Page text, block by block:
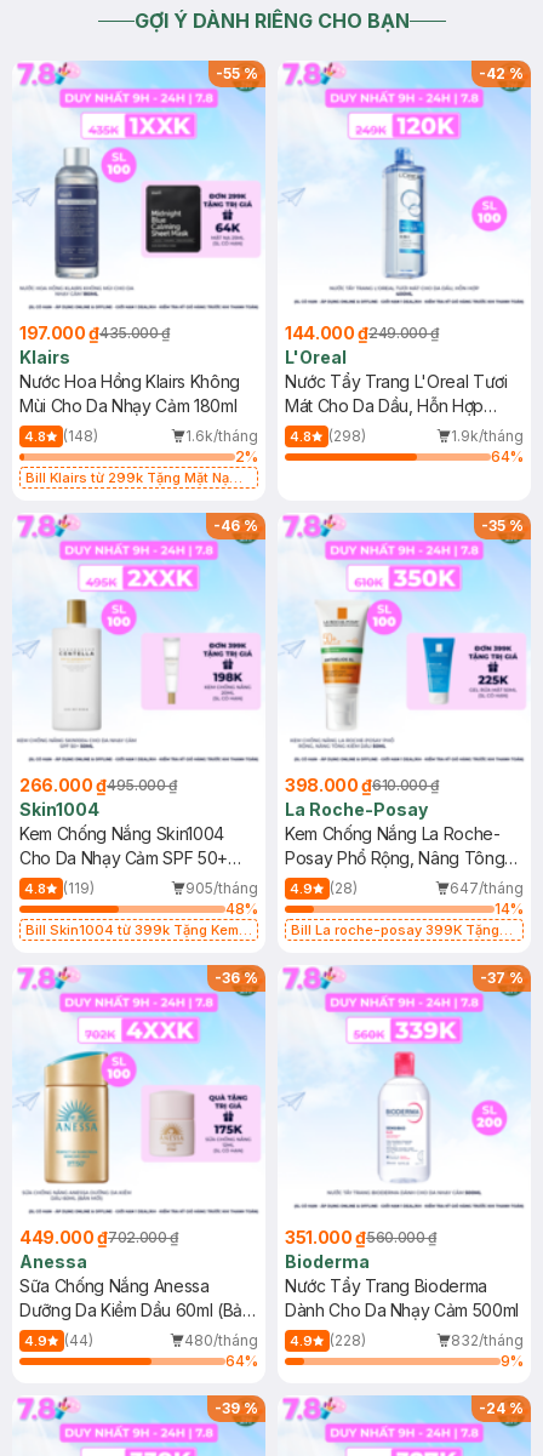
GỢI Ý DÀNH RIÊNG CHO BẠN
-55%
197.000 ₫435.000 ₫
Klairs
Nước Hoa Hồng Klairs Không
Mùi Cho Da Nhạy Cảm 180ml
4.8 (148)
1.6k/tháng
2%
Bill Klairs từ 299k Tặng Mặt Nạ
25ml (SL Có Hạn)
-42%
144.000 ₫249.000 ₫
L'Oreal
Nước Tẩy Trang L'Oreal Tươi
Mát Cho Da Dầu, Hỗn Hợp
400ml
4.8 (298)
1.9k/tháng
64%
-46%
266.000 ₫495.000 ₫
Skin1004
Kem Chống Nắng Skin1004
Cho Da Nhạy Cảm SPF 50+
50ml
4.8 (119)
905/tháng
48%
Bill Skin1004 từ 399k Tặng Kem
SPF 50+ 20ml (SL Có Hạn)
-35%
398.000 ₫610.000 ₫
La Roche-Posay
Kem Chống Nắng La Roche-
Posay Phổ Rộng, Nâng Tông
Kiềm Dầu 50ml
4.9 (28)
647/tháng
14%
Bill La roche-posay 399K Tặng
(SL có hạn)
-36%
449.000 ₫702.000 ₫
Anessa
Sữa Chống Nắng Anessa
Dưỡng Da Kiềm Dầu 60ml (Bản
Mới)
4.9 (44)
480/tháng
64%
-37%
351.000 ₫560.000 ₫
Bioderma
Nước Tẩy Trang Bioderma
Dành Cho Da Nhạy Cảm 500ml
4.9 (228)
832/tháng
9%
-39% -24%